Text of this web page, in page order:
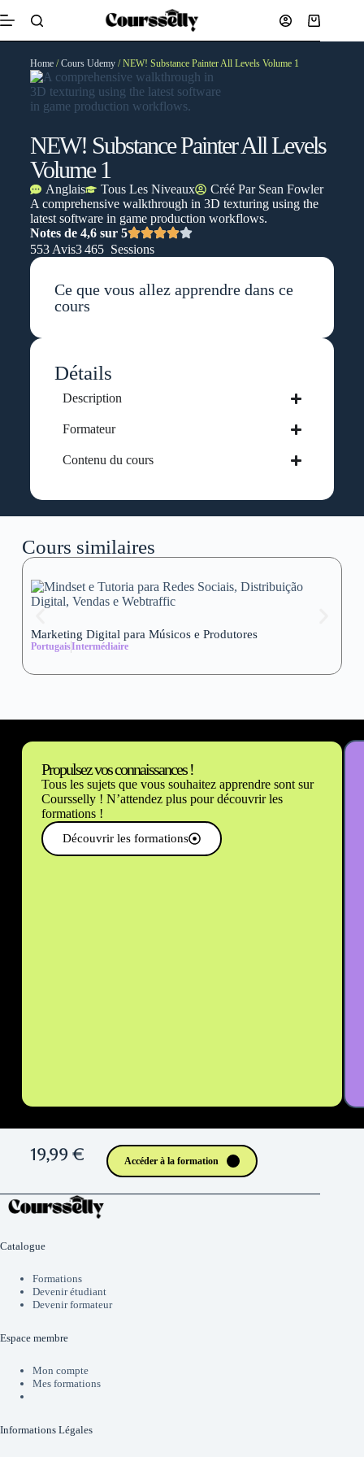
Home/Cours Udemy/ NEW! Substance Painter All Levels Volume 1
NEW! Substance Painter All Levels
Volume 1
Anglais Tous Les Niveaux Créé Par Sean Fowler
A comprehensive walkthrough in 3D texturing using the
latest software in game production workflows.
Notes de 4,6 sur 5
553 Avis3 465 Sessions
Ce que vous allez apprendre dans ce
cours
Détails
Description
Formateur
Contenu du cours
Cours similaires
Marketing Digital para Músicos e Produtores
PortugaisIntermédiaire
Propulsez vos connaissances !
Tous les sujets que vous souhaitez apprendre sont sur
Coursselly ! N’attendez plus pour découvrir les
formations !
Découvrir les formations
19,99 € Accéder à la formation
Catalogue
Formations
Devenir étudiant
Devenir formateur
Espace membre
Mon compte
Mes formations
Informations Légales